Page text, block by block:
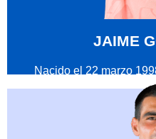
JAIME
Nacido el 22 marzo